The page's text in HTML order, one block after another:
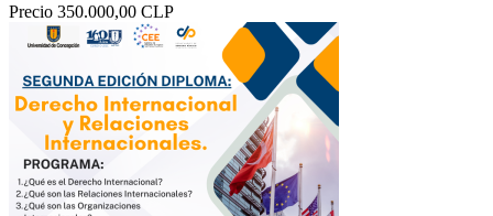
Precio 350.000,00 CLP